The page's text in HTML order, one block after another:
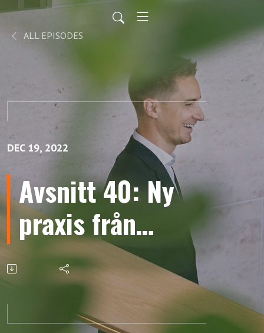
ALL EPISODES
DEC 19, 2022
Avsnitt 40: Ny
praxis från
Arbetsdomstolen